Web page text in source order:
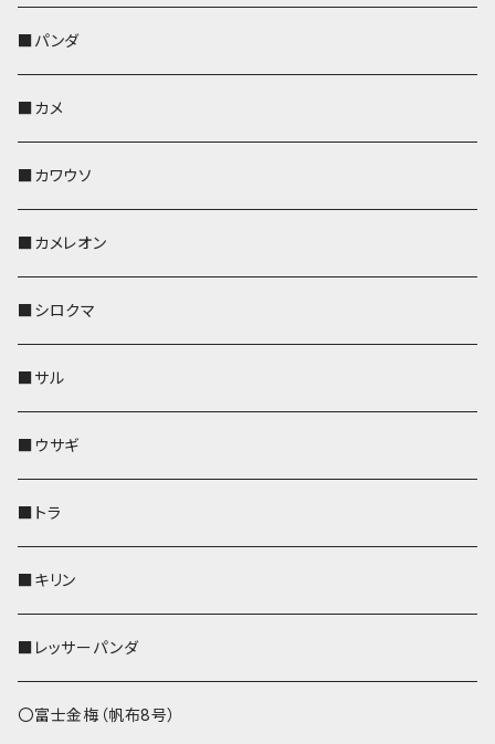
靴下・ミニタオル
財布
その他
ペンホルダー
財布
靴下・ミニタオル
その他
レザートレイ
ペンホルダー
財布
靴下・ミニタオル
その他
レザートレイ
ペンホルダー
ペットボトルホルダー
スマホケース
財布
靴下・ミニタオル
その他
AppleWatchバンド
レザートレイ
ペンホルダー
靴下・ミニタオル
財布
その他
帆布・デニム
KONBU
ポーチ
AppleWatchバンド
ペンホルダー
レザートレイ
財布
靴下・ミニタオル
その他
ポーチ
ポシェット・バッグ
帆布・デニム
KONBU
コインケース
AppleWatchバンド
ペットボトルホルダー
ペンホルダー
靴下・ミニタオル
財布
その他
コインケース
レザートレイ
ペンホルダー
ペットボトルホルダー
AppleWatchバンド
財布
その他
レザートレイ
ペンホルダー
ペットボトルホルダー
キーケース
名刺入れ・カードケース
AppleWatchバンド
財布
メガネケース
レザートレイ
キーケース
ペンホルダー
IDカードケース
ペットボトルホルダー
その他
リール付きストラップ
リールのみ
ストラップ付
パスケース
キーケース
コインケース
名刺入れ
AppleWatchバンド
メガネケース
財布
IDカードケース
パスケース
名刺入れ・カードケース
メガネケース
リール付きストラップ
リールのみ
ストラップ付
ペットボトルホルダー
キーケース
ペンホルダー
AppleWatchバンド
L字ファスナー財布
その他
パスケース
キーケース
コインケース
メガネケース
名刺入れ
財布
Apple Watchバンド
その他
■パンダ
■カメ
■カワウソ
■カメレオン
■シロクマ
■サル
■ウサギ
■トラ
■キリン
■レッサーパンダ
〇富士金梅（帆布8号）